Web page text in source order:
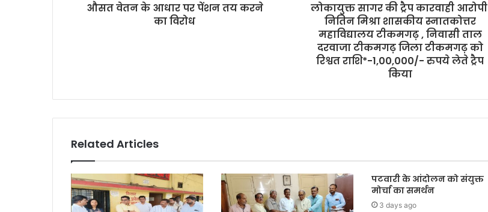
औसत वेतन के आधार पर पेंशन तय करने
का विरोध
लोकायुक्त सागर की ट्रैप कारवाही आरोपी
नितिन मिश्रा शासकीय स्नातकोत्तर
महाविद्यालय टीकमगढ़ , निवासी ताल
दरवाजा टीकमगढ़ जिला टीकमगढ़ को
रिश्वत राशि*-1,00,000/- रुपये लेते ट्रैप
किया
Related Articles
पटवारी के आंदोलन को संयुक्त
मोर्चा का समर्थन
3 days ago